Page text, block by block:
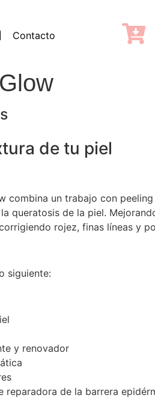
Contacto
de tu piel
combina un trabajo con
queratosis de la piel.
rojez, finas líneas y
siguiente:
y renovador
reparadora de la barrera